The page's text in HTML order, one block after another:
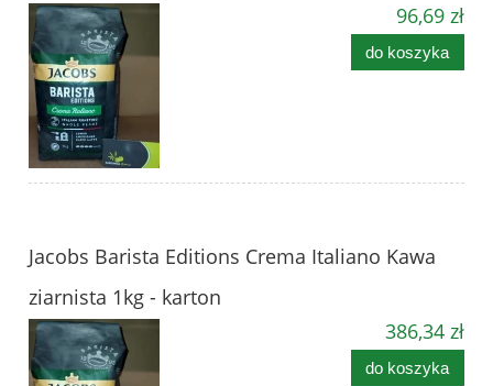
96,69 zł
do koszyka
Jacobs Barista Editions Crema Italiano Kawa
ziarnista 1kg - karton
386,34 zł
do koszyka